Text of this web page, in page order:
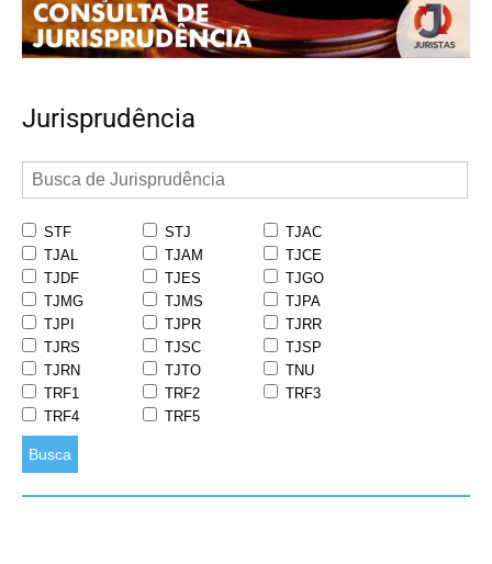
Jurisprudência
STF STJ
TJAC
TJAL
TJAM
TJCE
TJDF
TJES
TJGO
TJMG
TJMS
TJPA
TJPI
TJPR
TJRR
TJRS
TJSC
TJSP
TJRN
TJTO
TNU
TRF1
TRF2
TRF3
TRF4
TRF5
Busca